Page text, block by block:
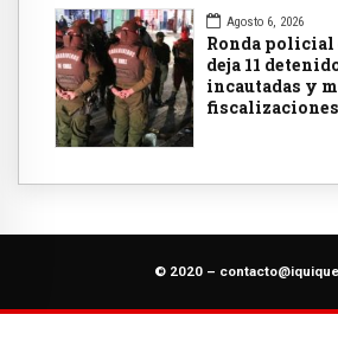
Agosto 6, 2026
Ronda policial
deja 11
incautadas y
fiscalizaciones
© 2020 –